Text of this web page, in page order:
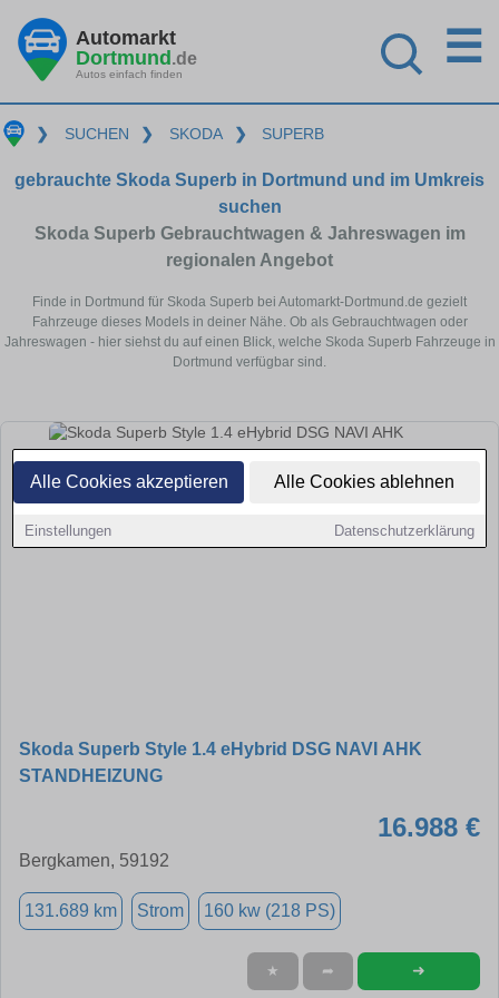
Alle Cookies akzeptieren Alle Cookies ablehnen
Einstellungen Datenschutzerklärung
Automarkt
Dortmund.de
Autos einfach finden
☰
❯ SUCHEN ❯ SKODA ❯ SUPERB
gebrauchte Skoda Superb in Dortmund und im Umkreis
suchen
Skoda Superb Gebrauchtwagen & Jahreswagen im
regionalen Angebot
Finde in Dortmund für Skoda Superb bei Automarkt-Dortmund.de gezielt
Fahrzeuge dieses Models in deiner Nähe. Ob als Gebrauchtwagen oder
Jahreswagen - hier siehst du auf einen Blick, welche Skoda Superb Fahrzeuge in
Dortmund verfügbar sind.
Skoda Superb Style 1.4 eHybrid DSG NAVI AHK
STANDHEIZUNG
16.988 €
Bergkamen, 59192
131.689 km Strom 160 kw (218 PS)
★ ➦ ➜